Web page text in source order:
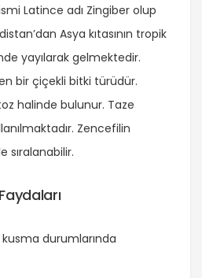
Latince adı Zingiber olup
Asya kıtasının tropik
yayılarak gelmektedir.
bir çiçekli bitki türüdür.
halinde bulunur. Taze
Zencefilin
sıralanabilir.
kusma durumlarında